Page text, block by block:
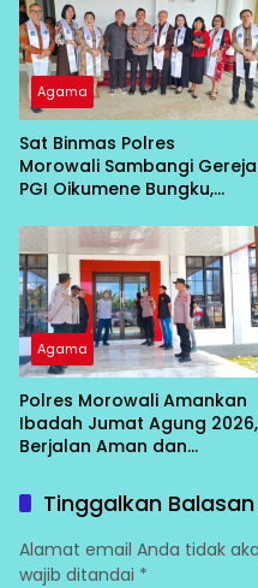
Agama
Sat Binmas Polres
Morowali Sambangi Gereja
PGI Oikumene Bungku,
Kamtibmas
Agama
Polres Morowali Amankan
Ibadah Jumat Agung 2026,
Berjalan Aman dan
Tinggalkan Balasan
Alamat email Anda tidak
wajib ditandai *